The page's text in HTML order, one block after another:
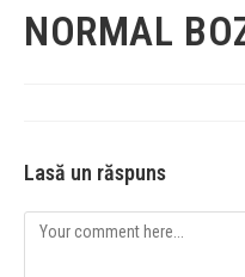
NORMAL
Lasă un răspuns